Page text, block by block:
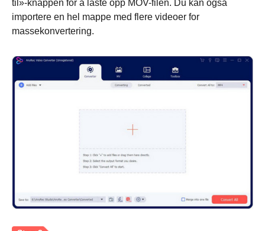
til»-knappen for å laste opp MOV-filen. Du kan også
importere en hel mappe med flere videoer for
massekonvertering.